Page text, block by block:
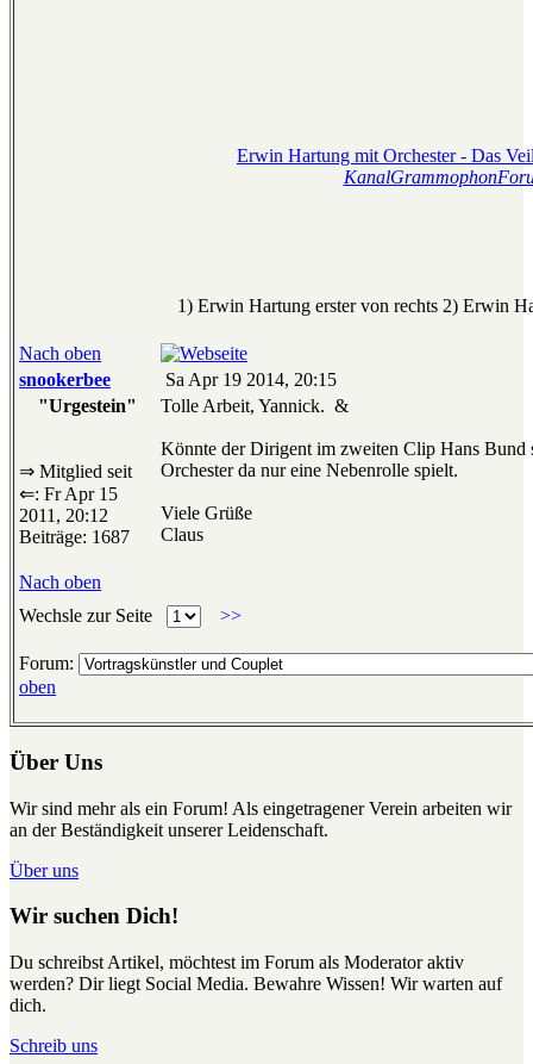
Erwin Hartung mit Orchester - Das
1) Erwin Hartung erster von rechts 2) Erwin
Nach oben
snookerbee
Sa Apr 19 2014, 20:15
"Urgestein"
⇒ Mitglied seit
⇐: Fr Apr 15
2011, 20:12
Beiträge: 1687
Tolle Arbeit, Yannick. &
Könnte der Dirigent im zweiten Clip Hans Bund
Orchester da nur eine Nebenrolle spielt.
Viele Grüße
Claus
Nach oben
Wechsle zur Seite
>>
Forum:
oben
Über Uns
Wir sind mehr als ein Forum! Als eingetragener Verein arbeiten wir
an der Beständigkeit unserer Leidenschaft.
Über uns
Wir suchen Dich!
Du schreibst Artikel, möchtest im Forum als Moderator aktiv
werden? Dir liegt Social Media. Bewahre Wissen! Wir warten auf
dich.
Schreib uns